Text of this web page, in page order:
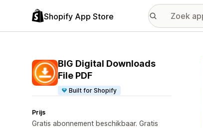
Shopify App Store
BIG Digital Downloads
File PDF
Built for Shopify
Prijs
Gratis abonnement beschikbaar. Gratis